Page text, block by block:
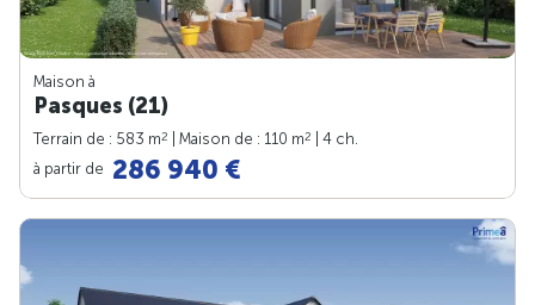
Maison à
Pasques (21)
Terrain de : 583 m2 | Maison de : 110 m2
| 4 ch.
à partir de 286 940 €